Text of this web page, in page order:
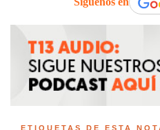
ETIQUETAS DE ESTA